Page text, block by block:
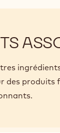
des produits